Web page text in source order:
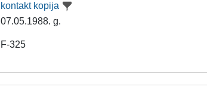
kontakt kopija
07.05.1988. g.
F-325